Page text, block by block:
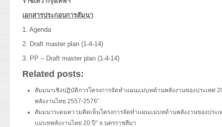
เอกสารประกอบการสัมนา
1. Agenda
2. Draft master plan (1-4-14)
3. PP – Draft master plan (1-4-14)
Related posts:
สัมมนาเชิงปฏิบัติการโครงการจัดทำแผนแม่บทด้านพลังงานของประเทศ
พลังงานไทย 2557-2576”
สัมมนาระดมความคิดเห็นโครงการจัดทำแผนแม่บทด้านพลังงานของประเ
แม่บทพลังงานไทย 20 ปี” จ.นครราชสีมา